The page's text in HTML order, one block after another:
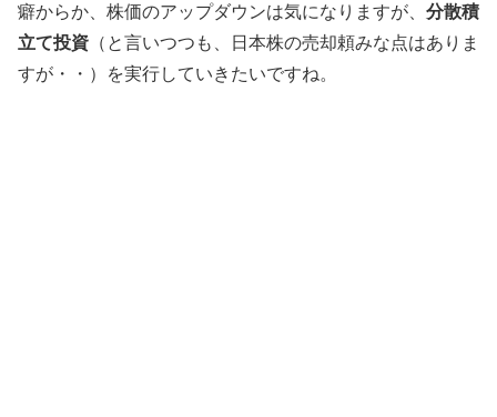
癖からか、株価のアップダウンは気になりますが、 分散積
立て投資 （と言いつつも、日本株の売却頼みな点はありま
すが・・）を実行していきたいですね。